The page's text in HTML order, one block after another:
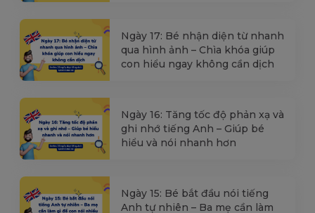
Ngày 17: Bé nhận diện từ nhanh
qua hình ảnh – Chìa khóa giúp
con hiểu ngay không cần dịch
Ngày 16: Tăng tốc độ phản xạ và
ghi nhớ tiếng Anh – Giúp bé
hiểu và nói nhanh hơn
Ngày 15: Bé bắt đầu nói tiếng
Anh tự nhiên – Ba mẹ cần làm